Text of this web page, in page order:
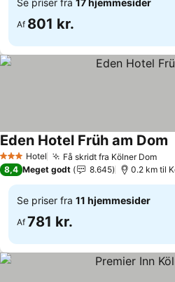
Se priser fra 17 hjemmesider
Af 801 kr.
3 StjernerHotel Få skridt fra Kölner Dom
Eden Hotel Früh am Dom
8,4 Meget godt 8.645 0.2 km til
Se priser fra 11 hjemmesider
Af 781 kr.